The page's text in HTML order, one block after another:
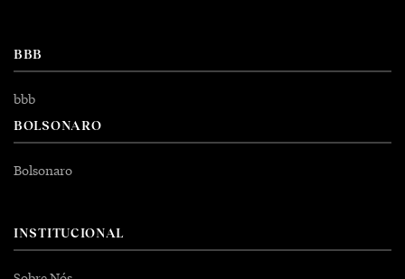
BBB
bbb
BOLSONARO
Bolsonaro
INSTITUCIONAL